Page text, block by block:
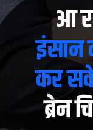
आ
इंसान
कर
ब्रेन